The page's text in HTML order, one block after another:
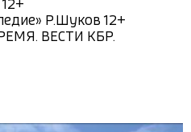
Р.Шуков 12+
ВЕСТИ КБР.